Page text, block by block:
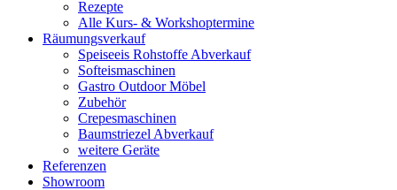
Rezepte
Alle Kurs- & Workshoptermine
Räumungsverkauf
Speiseeis Rohstoffe Abverkauf
Softeismaschinen
Gastro Outdoor Möbel
Zubehör
Crepesmaschinen
Baumstriezel Abverkauf
weitere Geräte
Referenzen
Showroom